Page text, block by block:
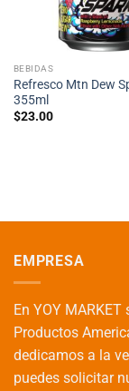
BEBIDAS
Refresco Mtn Dew
355ml
$23.00
EMPRESA
En YOY
Productos
dedicamos a la
puedes solicitar